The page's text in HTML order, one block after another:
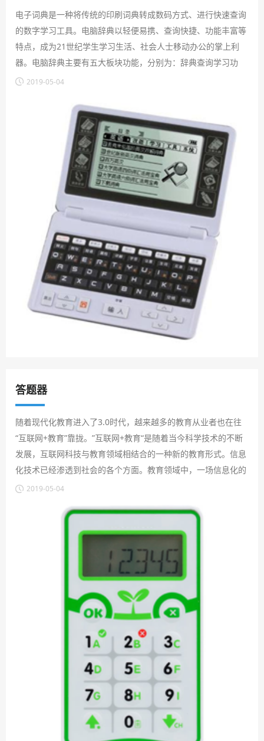
电子词典是一种将传统的印刷词典转成数码方式、进行快速查询
的数字学习工具。电脑辞典以轻便易携、查询快捷、功能丰富等
特点，成为21世纪学生学习生活、社会人士移动办公的掌上利
器。电脑辞典主要有五大板块功能，分别为：辞典查询学习功
能、电子记事功能、计算功能、参考资料功能以及数据传输功
目前应用比较广泛的纽扣电池有：CR2032,CR2025,CR2016等。
2019-05-04
答题器
随着现代化教育进入了3.0时代，越来越多的教育从业者也在往
“互联网+教育”靠拢。”互联网+教育“是随着当今科学技术的不断
发展，互联网科技与教育领域相结合的一种新的教育形式。信息
化技术已经渗透到社会的各个方面。教育领域中，一场信息化的
颠覆性变革正悄悄地发生着。在现代信息社会，互联网具有高
着不可替代的重要作用，并成为中小学生们学习的好帮手。这不
但有利于提高中小学生上网学习和交流的能力，帮助孩子增长知
识、开阔视野、启迪智慧，而且还能更有效地刺激孩子们的求知
欲和好奇心，更能有效地养成中小学生独立思考、勇于探索的良
好行为习惯，全面教育和培养祖国未来的建设者和接班人。
但是“互联网+教育”虽然让课堂的效率大大提高，但是信息量增多
的同时却可能面临趣味减少，学生积极性调动不起来的情况。针
对这一现象。答题器这件课堂教育互动硬件就应运而生了，
2019-05-04